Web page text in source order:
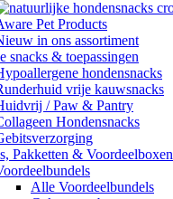
Pet Products
in ons assortiment
snacks & toepassingen
hondensnacks
vrije kauwsnacks
/ Paw & Pantry
Hondensnacks
Pakketten & Voordeelboxen
Alle Voordeelbundels